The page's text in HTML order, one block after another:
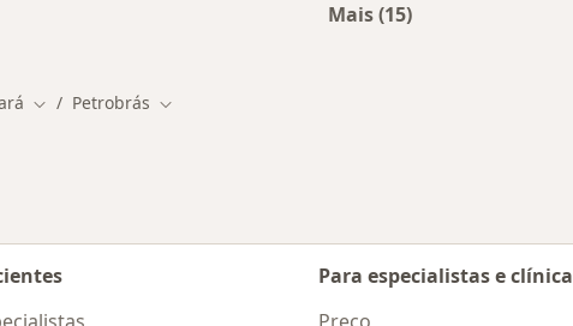
Mais (15)
Mudar de cidade
Petrobrás Mudar de cidade
Para especialistas e